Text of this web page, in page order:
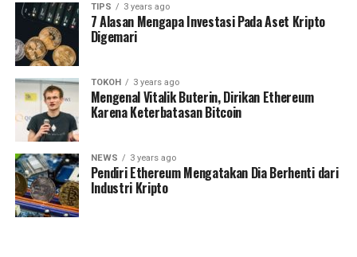
TIPS 3 years ago
7 Alasan Mengapa Investasi Pada Aset Kripto
Digemari
TOKOH 3 years ago
Mengenal Vitalik Buterin, Dirikan Ethereum
Karena Keterbatasan Bitcoin
NEWS 3 years ago
Pendiri Ethereum Mengatakan Dia Berhenti dari
Industri Kripto